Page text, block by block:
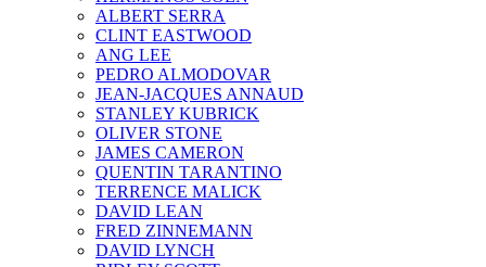
ALBERT SERRA
CLINT EASTWOOD
ANG LEE
PEDRO ALMODOVAR
JEAN-JACQUES ANNAUD
STANLEY KUBRICK
OLIVER STONE
JAMES CAMERON
QUENTIN TARANTINO
TERRENCE MALICK
DAVID LEAN
FRED ZINNEMANN
DAVID LYNCH